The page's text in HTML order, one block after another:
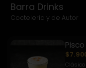
Barra Drinks
Coctelería y de Autor
Clásico